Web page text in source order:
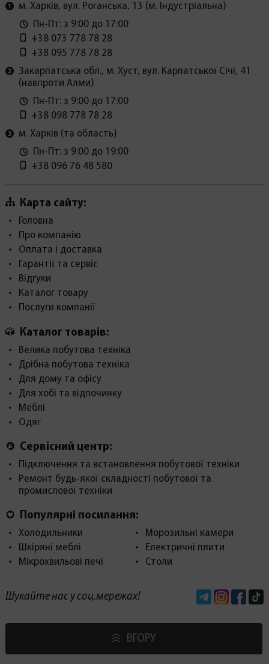
м. Харків, вул. Роганська, 13 (м. Індустріальна)
Пн-Пт: з 9:00 до 17:00
+38 073 778 78 28
+38 095 778 78 28
Закарпатська обл., м. Хуст, вул. Карпатської Січі, 41
(навпроти Алми)
Пн-Пт: з 9:00 до 17:00
+38 098 778 78 28
м. Харків (та область)
Пн-Пт: з 9:00 до 19:00
+38 096 76 48 580
Карта сайту:
Головна
Про компанію
Оплата і доставка
Гарантії та сервіс
Відгуки
Каталог товару
Послуги компанії
Каталог товарів:
Велика побутова техніка
Дрібна побутова техніка
Для дому та офісу
Для хобі та відпочинку
Меблі
Одяг
Сервісний центр:
Підключення та встановлення побутової техніки
Ремонт будь-якої складності побутової та
промислової техніки
Популярні посилання:
Холодильники
Шкіряні меблі
Мікрохвильові печі
Морозильні камери
Електричні плити
Столи
Шукайте нас у соц.мережах! TelegramInstagram
ВГОРУ